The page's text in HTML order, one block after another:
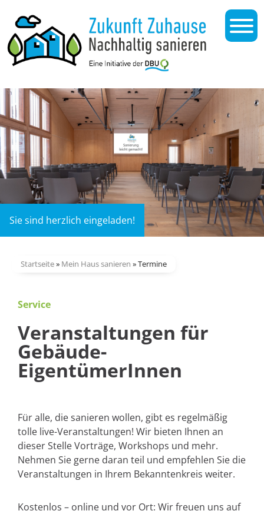
Sie sind herzlich eingeladen!
Startseite» Mein Haus sanieren »Termine
Service
Veranstaltungen für
Gebäude-
EigentümerInnen
Für alle, die sanieren wollen, gibt es regelmäßig
tolle live-Veranstaltungen! Wir bieten Ihnen an
dieser Stelle Vorträge, Workshops und mehr.
Nehmen Sie gerne daran teil und empfehlen Sie die
Veranstaltungen in Ihrem Bekanntenkreis weiter.
Kostenlos – online und vor Ort: Wir freuen uns auf